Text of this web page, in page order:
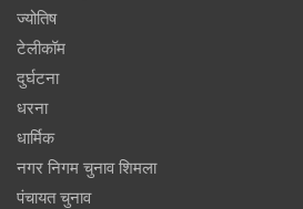
ज्योतिष
टेलीकॉम
दुर्घटना
धरना
धार्मिक
नगर निगम चुनाव शिमला
पंचायत चुनाव